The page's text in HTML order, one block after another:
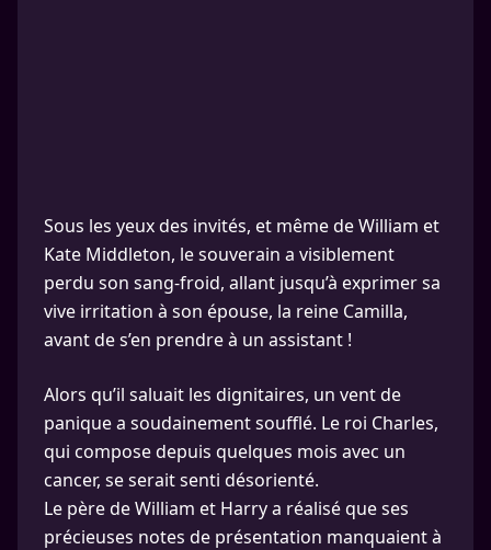
Sous les yeux des invités, et même de William et
Kate Middleton, le souverain a visiblement
perdu son sang-froid, allant jusqu’à exprimer sa
vive irritation à son épouse, la reine Camilla,
avant de s’en prendre à un assistant !
Alors qu’il saluait les dignitaires, un vent de
panique a soudainement soufflé. Le roi Charles,
qui compose depuis quelques mois avec un
cancer, se serait senti désorienté.
Le père de William et Harry a réalisé que ses
précieuses notes de présentation manquaient à